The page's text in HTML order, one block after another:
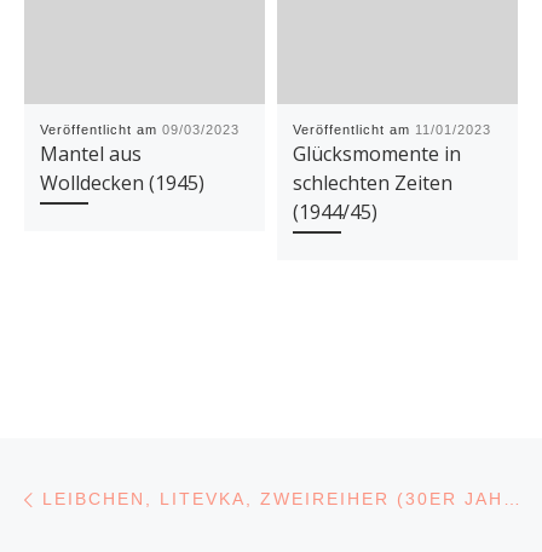
Veröffentlicht am 09/03/2023
Mantel aus
Wolldecken (1945)
Veröffentlicht am 11/01/2023
Glücksmomente in
schlechten Zeiten
(1944/45)